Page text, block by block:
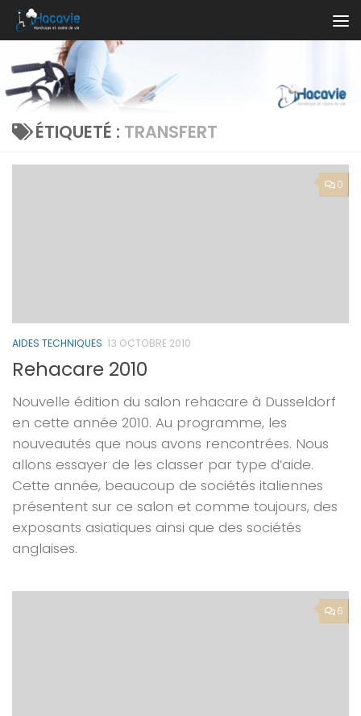
Au dessous du contenu
ÉTIQUETÉ : TRANSFERT
0
AIDES TECHNIQUES 13 OCTOBRE 2010
Rehacare 2010
Nouvelle édition du salon rehacare à Dusseldorf
en cette année 2010. Au programme, les
nouveautés que nous avons rencontrées. Nous
allons essayer de les classer par type d’aide.
Cette année, beaucoup de sociétés italiennes
présentent sur ce salon et comme toujours, des
exposants asiatiques ainsi que des sociétés
anglaises.
6